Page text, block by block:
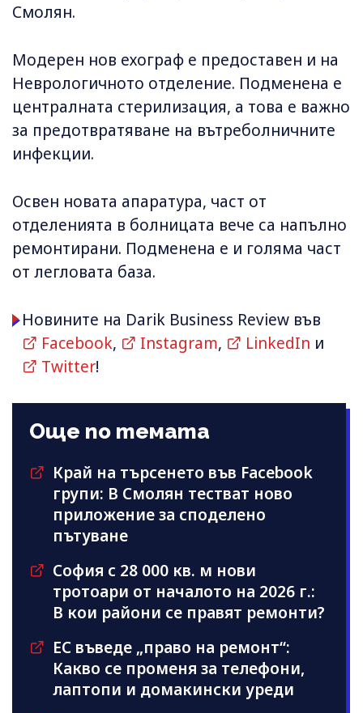
Смолян.
Модерен нов ехограф е предоставен и на
Неврологичното отделение. Подменена е
централната стерилизация, а това е важно
за предотвратяване на вътреболничните
инфекции.
Освен новата апаратура, част от
отделенията в болницата вече са напълно
ремонтирани. Подменена е и голяма част
от легловата база.
Новините на Darik Business Review във
Facebook, Instagram, LinkedIn и
Twitter!
Още по темата
Край на търсенето във Facebook
групи: В Смолян тестват ново
приложение за споделено
пътуване
София с 28 000 кв. м нови
тротоари от началото на 2026 г.:
В кои райони се правят ремонти?
ЕС въведе „право на ремонт“:
Какво се променя за телефони,
лаптопи и домакински уреди